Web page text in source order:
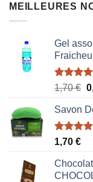
MEILLEURES
Gel
Note
1,70€
Savon
Note5.00
1,70 €